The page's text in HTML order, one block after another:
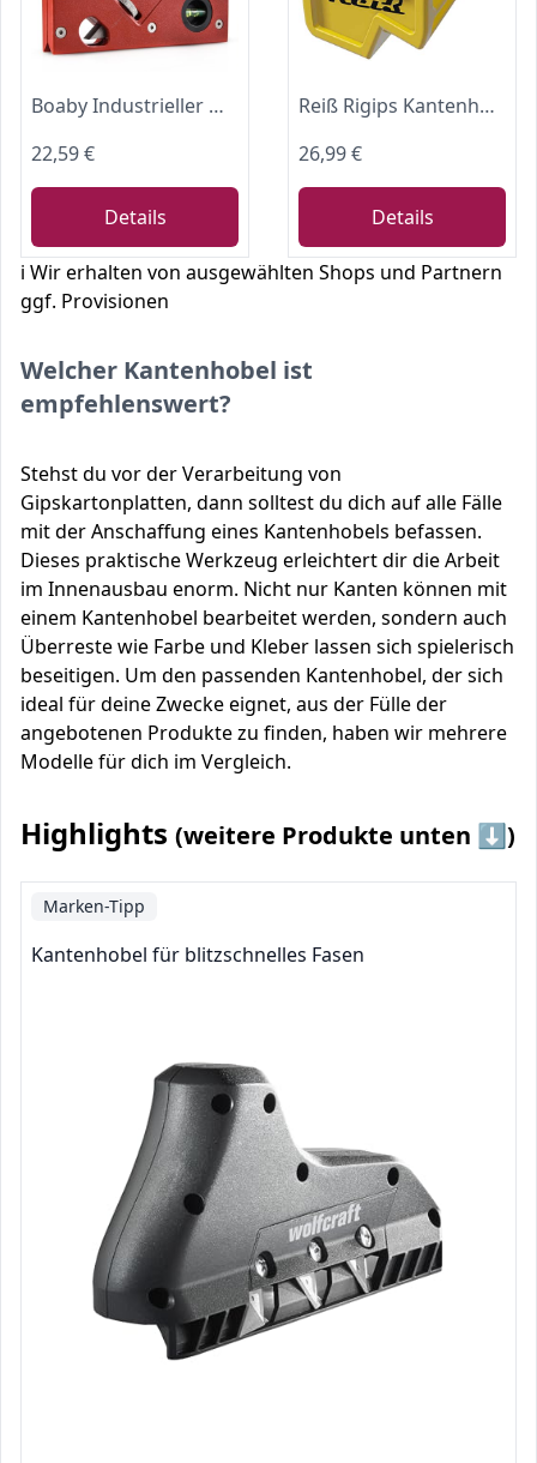
Boaby Industrieller Multifunktionshobel Holzbearbeitungshobel, 45-Grad Fasenhobel 1/8" 3/16" 1/4" Radius Konturen Kantenhobel Manuelle Fasenhobelmaschine Mit 2 Wasserwaagen, Für Holzarbeiter (Rot)
22,59 €
Details
Reiß Rigips Kantenhobel, Fasenhobel, Gipskartonhobel und kleiner Handhobel inkl. 5 Ersatzklingen
26,99 €
Details
ℹ️ Wir erhalten von ausgewählten Shops und Partnern
ggf. Provisionen
Welcher Kantenhobel ist
empfehlenswert?
Stehst du vor der Verarbeitung von
Gipskartonplatten, dann solltest du dich auf alle Fälle
mit der Anschaffung eines Kantenhobels befassen.
Dieses praktische Werkzeug erleichtert dir die Arbeit
im Innenausbau enorm. Nicht nur Kanten können mit
einem Kantenhobel bearbeitet werden, sondern auch
Überreste wie Farbe und Kleber lassen sich spielerisch
beseitigen. Um den passenden Kantenhobel, der sich
ideal für deine Zwecke eignet, aus der Fülle der
angebotenen Produkte zu finden, haben wir mehrere
Modelle für dich im Vergleich.
Highlights (weitere Produkte unten ⬇️)
Marken-Tipp
Kantenhobel für blitzschnelles Fasen